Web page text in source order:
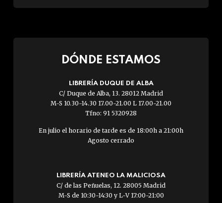
DÓNDE ESTAMOS
LIBRERÍA DUQUE DE ALBA
C/ Duque de Alba, 13. 28012 Madrid
M-S 10.30-14.30 17.00-21.00 L 17.00-21.00
Tfno: 91 5320928
En julio el horario de tarde es de 18:00h a 21:00h
Agosto cerrado
LIBRERÍA ATENEO LA MALICIOSA
C/ de las Peñuelas, 12. 28005 Madrid
M-S de 10:30-14:30 y L-V 17:00-21:00